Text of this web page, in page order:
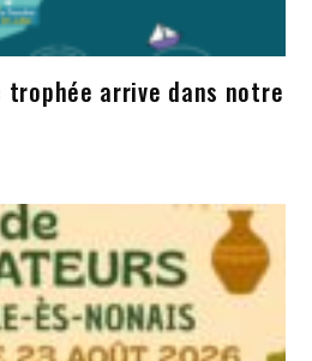
trophée arrive dans notre